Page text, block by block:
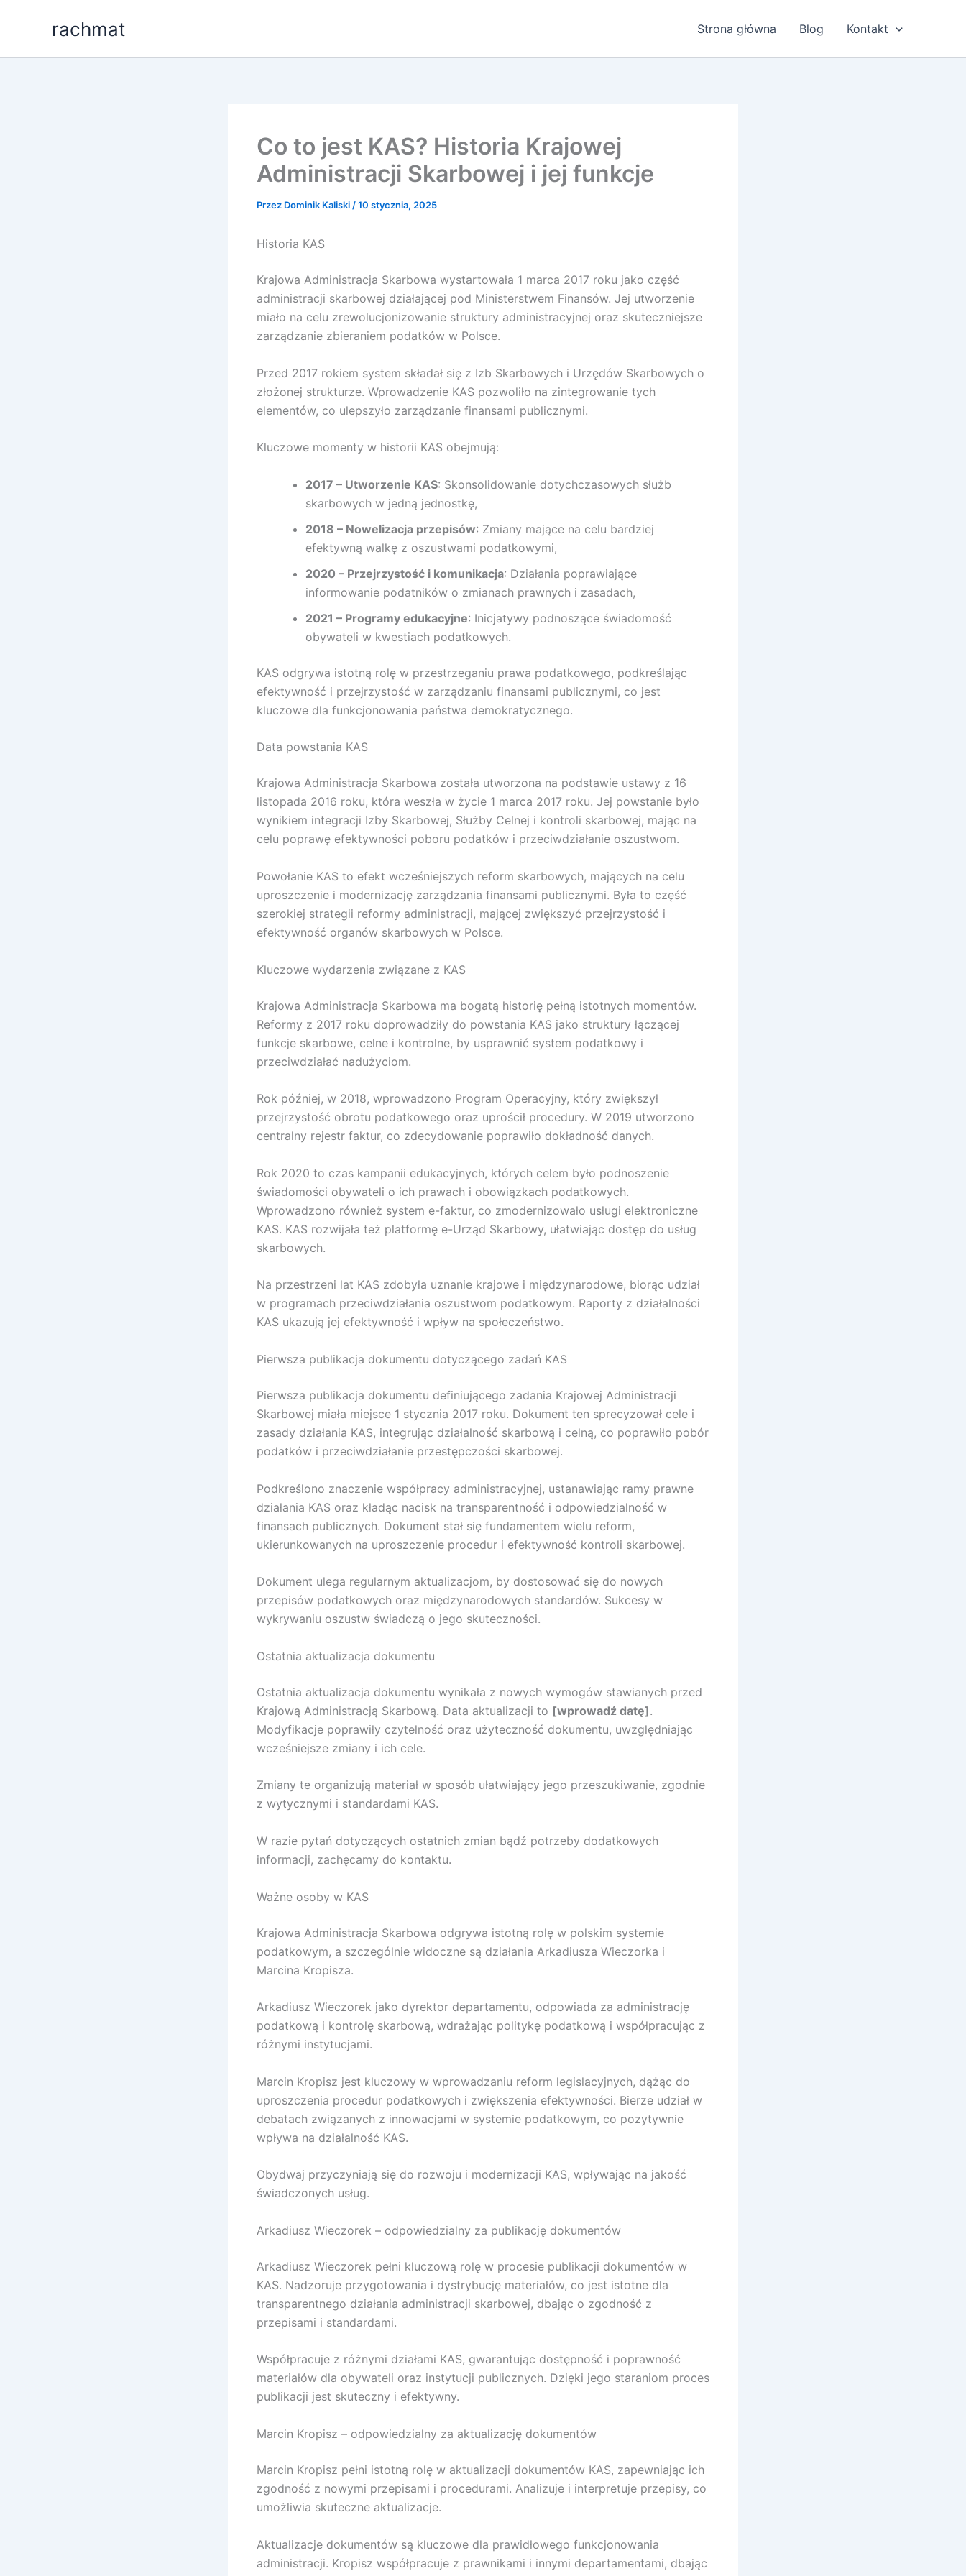
rachmat Strona główna Blog Kontakt
Co to jest KAS? Historia Krajowej
Administracji Skarbowej i jej funkcje
Przez Dominik Kaliski /10 stycznia, 2025
Historia KAS
Krajowa Administracja Skarbowa wystartowała 1 marca 2017 roku jako część
administracji skarbowej działającej pod Ministerstwem Finansów. Jej utworzenie
miało na celu zrewolucjonizowanie struktury administracyjnej oraz skuteczniejsze
zarządzanie zbieraniem podatków w Polsce.
Przed 2017 rokiem system składał się z Izb Skarbowych i Urzędów Skarbowych o
złożonej strukturze. Wprowadzenie KAS pozwoliło na zintegrowanie tych
elementów, co ulepszyło zarządzanie finansami publicznymi.
Kluczowe momenty w historii KAS obejmują:
2017 – Utworzenie KAS: Skonsolidowanie dotychczasowych służb
skarbowych w jedną jednostkę,
2018 – Nowelizacja przepisów: Zmiany mające na celu bardziej
efektywną walkę z oszustwami podatkowymi,
2020 – Przejrzystość i komunikacja: Działania poprawiające
informowanie podatników o zmianach prawnych i zasadach,
2021 – Programy edukacyjne: Inicjatywy podnoszące świadomość
obywateli w kwestiach podatkowych.
KAS odgrywa istotną rolę w przestrzeganiu prawa podatkowego, podkreślając
efektywność i przejrzystość w zarządzaniu finansami publicznymi, co jest
kluczowe dla funkcjonowania państwa demokratycznego.
Data powstania KAS
Krajowa Administracja Skarbowa została utworzona na podstawie ustawy z 16
listopada 2016 roku, która weszła w życie 1 marca 2017 roku. Jej powstanie było
wynikiem integracji Izby Skarbowej, Służby Celnej i kontroli skarbowej, mając na
celu poprawę efektywności poboru podatków i przeciwdziałanie oszustwom.
Powołanie KAS to efekt wcześniejszych reform skarbowych, mających na celu
uproszczenie i modernizację zarządzania finansami publicznymi. Była to część
szerokiej strategii reformy administracji, mającej zwiększyć przejrzystość i
efektywność organów skarbowych w Polsce.
Kluczowe wydarzenia związane z KAS
Krajowa Administracja Skarbowa ma bogatą historię pełną istotnych momentów.
Reformy z 2017 roku doprowadziły do powstania KAS jako struktury łączącej
funkcje skarbowe, celne i kontrolne, by usprawnić system podatkowy i
przeciwdziałać nadużyciom.
Rok później, w 2018, wprowadzono Program Operacyjny, który zwiększył
przejrzystość obrotu podatkowego oraz uprościł procedury. W 2019 utworzono
centralny rejestr faktur, co zdecydowanie poprawiło dokładność danych.
Rok 2020 to czas kampanii edukacyjnych, których celem było podnoszenie
świadomości obywateli o ich prawach i obowiązkach podatkowych.
Wprowadzono również system e-faktur, co zmodernizowało usługi elektroniczne
KAS. KAS rozwijała też platformę e-Urząd Skarbowy, ułatwiając dostęp do usług
skarbowych.
Na przestrzeni lat KAS zdobyła uznanie krajowe i międzynarodowe, biorąc udział
w programach przeciwdziałania oszustwom podatkowym. Raporty z działalności
KAS ukazują jej efektywność i wpływ na społeczeństwo.
Pierwsza publikacja dokumentu dotyczącego zadań KAS
Pierwsza publikacja dokumentu definiującego zadania Krajowej Administracji
Skarbowej miała miejsce 1 stycznia 2017 roku. Dokument ten sprecyzował cele i
zasady działania KAS, integrując działalność skarbową i celną, co poprawiło pobór
podatków i przeciwdziałanie przestępczości skarbowej.
Podkreślono znaczenie współpracy administracyjnej, ustanawiając ramy prawne
działania KAS oraz kładąc nacisk na transparentność i odpowiedzialność w
finansach publicznych. Dokument stał się fundamentem wielu reform,
ukierunkowanych na uproszczenie procedur i efektywność kontroli skarbowej.
Dokument ulega regularnym aktualizacjom, by dostosować się do nowych
przepisów podatkowych oraz międzynarodowych standardów. Sukcesy w
wykrywaniu oszustw świadczą o jego skuteczności.
Ostatnia aktualizacja dokumentu
Ostatnia aktualizacja dokumentu wynikała z nowych wymogów stawianych przed
Krajową Administracją Skarbową. Data aktualizacji to [wprowadź datę].
Modyfikacje poprawiły czytelność oraz użyteczność dokumentu, uwzględniając
wcześniejsze zmiany i ich cele.
Zmiany te organizują materiał w sposób ułatwiający jego przeszukiwanie, zgodnie
z wytycznymi i standardami KAS.
W razie pytań dotyczących ostatnich zmian bądź potrzeby dodatkowych
informacji, zachęcamy do kontaktu.
Ważne osoby w KAS
Krajowa Administracja Skarbowa odgrywa istotną rolę w polskim systemie
podatkowym, a szczególnie widoczne są działania Arkadiusza Wieczorka i
Marcina Kropisza.
Arkadiusz Wieczorek jako dyrektor departamentu, odpowiada za administrację
podatkową i kontrolę skarbową, wdrażając politykę podatkową i współpracując z
różnymi instytucjami.
Marcin Kropisz jest kluczowy w wprowadzaniu reform legislacyjnych, dążąc do
uproszczenia procedur podatkowych i zwiększenia efektywności. Bierze udział w
debatach związanych z innowacjami w systemie podatkowym, co pozytywnie
wpływa na działalność KAS.
Obydwaj przyczyniają się do rozwoju i modernizacji KAS, wpływając na jakość
świadczonych usług.
Arkadiusz Wieczorek – odpowiedzialny za publikację dokumentów
Arkadiusz Wieczorek pełni kluczową rolę w procesie publikacji dokumentów w
KAS. Nadzoruje przygotowania i dystrybucję materiałów, co jest istotne dla
transparentnego działania administracji skarbowej, dbając o zgodność z
przepisami i standardami.
Współpracuje z różnymi działami KAS, gwarantując dostępność i poprawność
materiałów dla obywateli oraz instytucji publicznych. Dzięki jego staraniom proces
publikacji jest skuteczny i efektywny.
Marcin Kropisz – odpowiedzialny za aktualizację dokumentów
Marcin Kropisz pełni istotną rolę w aktualizacji dokumentów KAS, zapewniając ich
zgodność z nowymi przepisami i procedurami. Analizuje i interpretuje przepisy, co
umożliwia skuteczne aktualizacje.
Aktualizacje dokumentów są kluczowe dla prawidłowego funkcjonowania
administracji. Kropisz współpracuje z prawnikami i innymi departamentami, dbając